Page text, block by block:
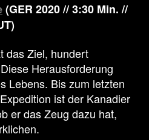
(GER 2020 // 3:30 Min. //
das Ziel, hundert
Herausforderung
Lebens. Bis zum letzten
ist der Kanadier
er das Zeug dazu hat,